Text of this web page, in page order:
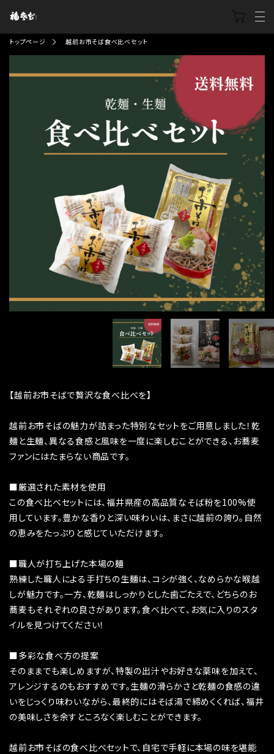
トップページ 越前お市そば食べ比べセット
【越前お市そばで贅沢な食べ比べを】
越前お市そばの魅力が詰まった特別なセットをご用意しました！乾
麺と生麺、異なる食感と風味を一度に楽しむことができる、お蕎麦
ファンにはたまらない商品です。
■厳選された素材を使用
この食べ比べセットには、福井県産の高品質なそば粉を100%使
用しています。豊かな香りと深い味わいは、まさに越前の誇り。自然
の恵みをたっぷりと感じていただけます。
■職人が打ち上げた本場の麺
熟練した職人による手打ちの生麺は、コシが強く、なめらかな喉越
しが魅力です。一方、乾麺はしっかりとした歯ごたえで、どちらのお
蕎麦もそれぞれの良さがあります。食べ比べて、お気に入りのスタ
イルを見つけてください！
■多彩な食べ方の提案
そのままでも楽しめますが、特製の出汁やお好きな薬味を加えて、
アレンジするのもおすすめです。生麺の滑らかさと乾麺の食感の違
いをじっくり味わいながら、最終的にはそば湯で締めくくれば、福井
の美味しさを余すところなく楽しむことができます。
越前お市そばの食べ比べセットで、自宅で手軽に本場の味を堪能